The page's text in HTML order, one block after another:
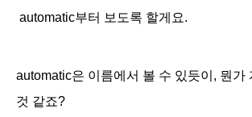
automatic부터 보도록 할게요.
automatic은 이름에서 볼 수 있듯이, 뭔가
것 같죠?